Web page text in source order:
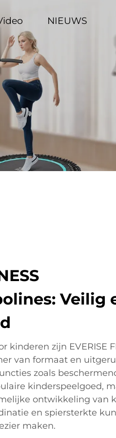
NIEUWS
Veilig
kinderen zijn EVERISE
van formaat en
zoals
kinderspeelgoed,
ontwikkeling van
en spiersterkte
maken.